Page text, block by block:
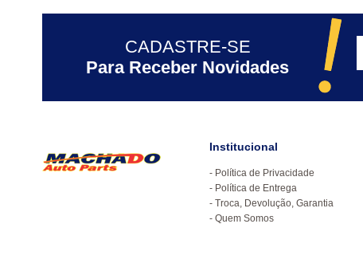
CADASTRE-SE
Para Receber Novidades
Institucional
Política de Privacidade
Política de Entrega
Troca, Devolução, Garantia
Quem Somos